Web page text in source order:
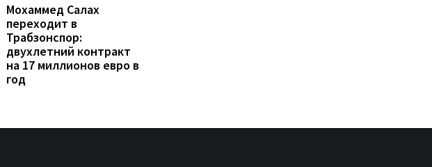
Мохаммед Салах
переходит в
Трабзонспор:
двухлетний контракт
на 17 миллионов евро в
год